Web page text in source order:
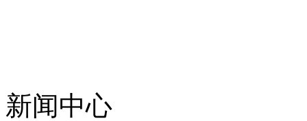
新闻中心